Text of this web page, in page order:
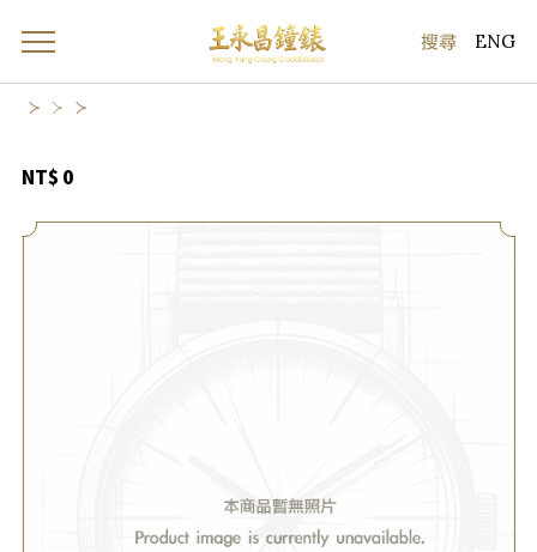
ENG
NT$ 0